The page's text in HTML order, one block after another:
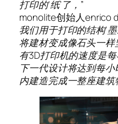
打印的‘纸’了，”
monolite创始人enrico
我们用于打印的结构‘
将建材变成像石头一
有3D打印机的速度是
下一代设计将达到每
内建造完成一整座建筑